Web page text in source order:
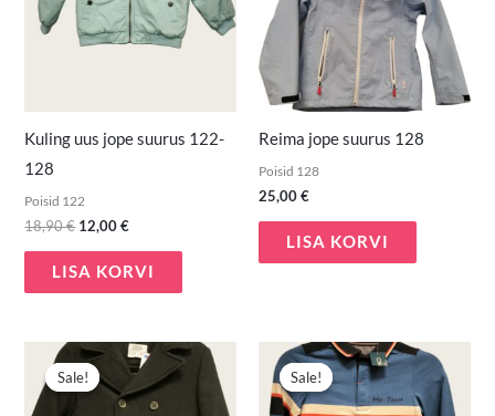
Kuling uus jope suurus 122-
128
Poisid 122
18,90€ 12,00€
LISA KORVI
Reima jope suurus 128
Poisid 128
25,00€
LISA KORVI
Sale!
Sale!
Algne
hind
oli:
15,00 €.
Praegune
hind
on:
9,90 €.
Sale!
Sale!
Algne
hind
oli:
9,90 €.
Praegune
hind
on:
7,00 €.